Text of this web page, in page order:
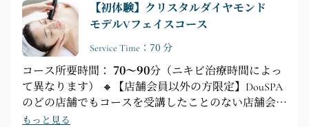
【初体験】クリスタルダイヤモンド
モデルVフェイスコース
Service Time：70 分
コース所要時間： 70～90分（ニキビ治療時間によっ
て異なります） 🔸【店舗会員以外の方限定】DouSPA
のどの店舗でもコースを受講したことのない店舗会員
以外の方。 🔸スーパーモデルのようなV字型の小顔を
もっと見る